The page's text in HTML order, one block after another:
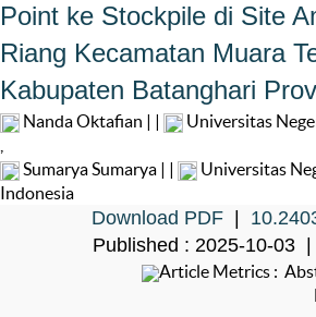
Point ke Stockpile di Site
Riang Kecamatan Muara
Kabupaten Batanghari
Nanda Oktafian | | Universitas
Sumarya Sumarya | |
Universitas
Indonesia
Download PDF
Published : 2025-10-03
Article Metrics :